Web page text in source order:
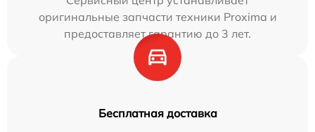
оригинальные запчасти техники Proxima и
предоставляет гарантию до 3 лет.
Бесплатная доставка